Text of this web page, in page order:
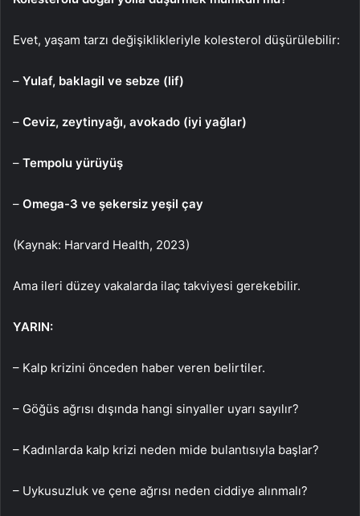
Evet, yaşam tarzı değişiklikleriyle kolesterol düşürülebilir:
– Yulaf, baklagil ve sebze (lif)
– Ceviz, zeytinyağı, avokado (iyi yağlar)
– Tempolu yürüyüş
– Omega-3 ve şekersiz yeşil çay
(Kaynak: Harvard Health, 2023)
Ama ileri düzey vakalarda ilaç takviyesi gerekebilir.
YARIN:
– Kalp krizini önceden haber veren belirtiler.
– Göğüs ağrısı dışında hangi sinyaller uyarı sayılır?
– Kadınlarda kalp krizi neden mide bulantısıyla başlar?
– Uykusuzluk ve çene ağrısı neden ciddiye alınmalı?